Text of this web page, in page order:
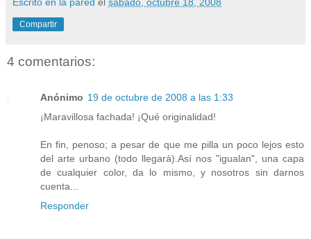
Compartir
4 comentarios:
Anónimo 19 de octubre de 2008 a las 1:33
¡Maravillosa fachada! ¡Qué originalidad!
En fin, penoso; a pesar de que me pilla un poco lejos esto
del arte urbano (todo llegará).Así nos "igualan", una capa
de cualquier color, da lo mismo, y nosotros sin darnos
cuenta...
Responder